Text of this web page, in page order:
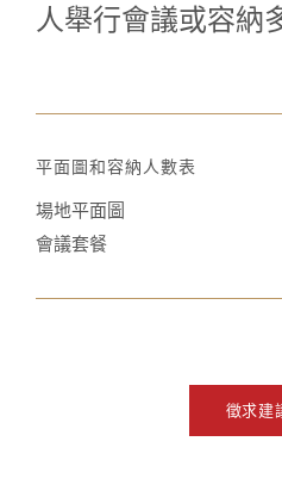
人舉行會議或容納
平面圖和容納人數表
場地平面圖
會議套餐
徵求建